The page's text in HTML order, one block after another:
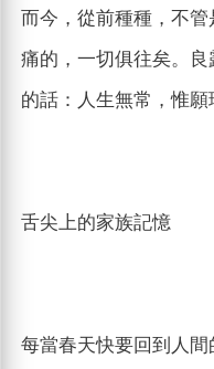
而今，從前種種，不
痛的，一切俱往矣。
的話：人生無常，惟願
舌尖上的家族記憶
每當春天快要回到人